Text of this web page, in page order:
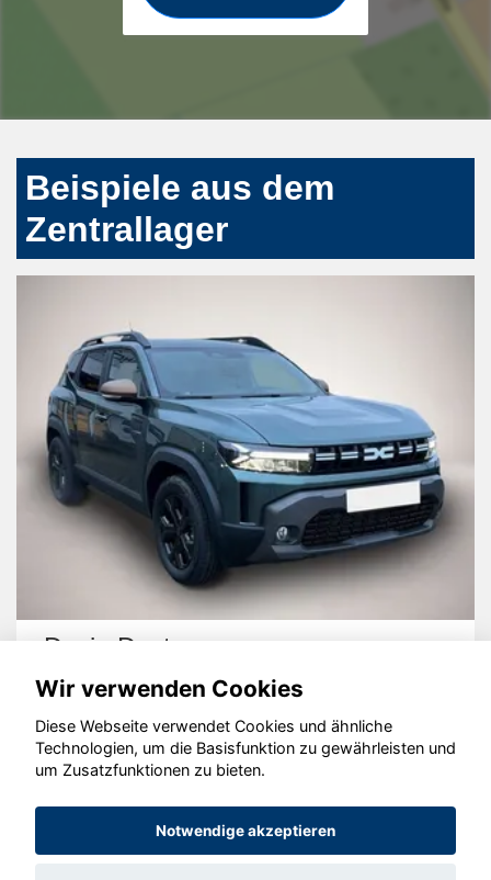
Beispiele aus dem
Zentrallager
Dacia Duster
© konjunkturmotor.de GmbH 2020 - 2026
Wir verwenden Cookies
Diese Webseite verwendet Cookies und ähnliche
Technologien, um die Basisfunktion zu gewährleisten und
um Zusatzfunktionen zu bieten.
Notwendige akzeptieren